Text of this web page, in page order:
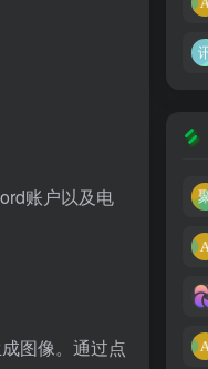
账户以及电
图像。通过点